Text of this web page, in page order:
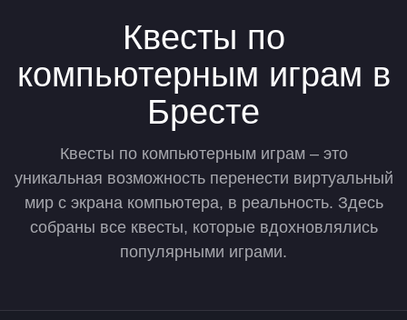
Квесты по
компьютерным играм в
Бресте
Квесты по компьютерным играм – это
уникальная возможность перенести виртуальный
мир с экрана компьютера, в реальность. Здесь
собраны все квесты, которые вдохновлялись
популярными играми.